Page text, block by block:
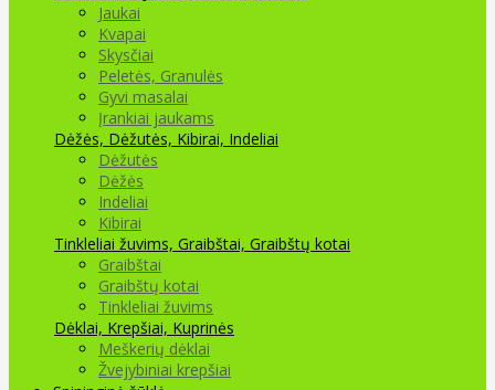
Jaukai
Kvapai
Skysčiai
Peletės, Granulės
Gyvi masalai
Įrankiai jaukams
Dėžės, Dėžutės, Kibirai, Indeliai
Dėžutės
Dėžės
Indeliai
Kibirai
Tinkleliai žuvims, Graibštai, Graibštų kotai
Graibštai
Graibštų kotai
Tinkleliai žuvims
Dėklai, Krepšiai, Kuprinės
Meškerių dėklai
Žvejybiniai krepšiai